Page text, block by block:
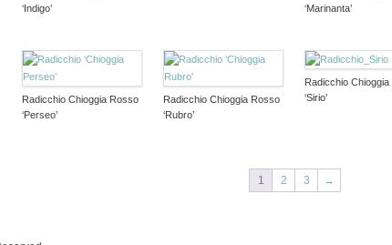
‘Indigo’
‘Marinanta’
Radicchio Chioggia Rosso
‘Perseo’
Radicchio Chioggia Rosso
‘Rubro’
Radicchio
‘Sirio’
1 2 3 →